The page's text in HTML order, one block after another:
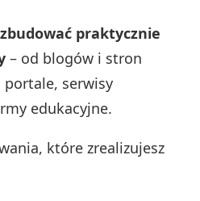
praktycznie
– od blogów i stron
serwisy
edukacyjne.
które zrealizujesz